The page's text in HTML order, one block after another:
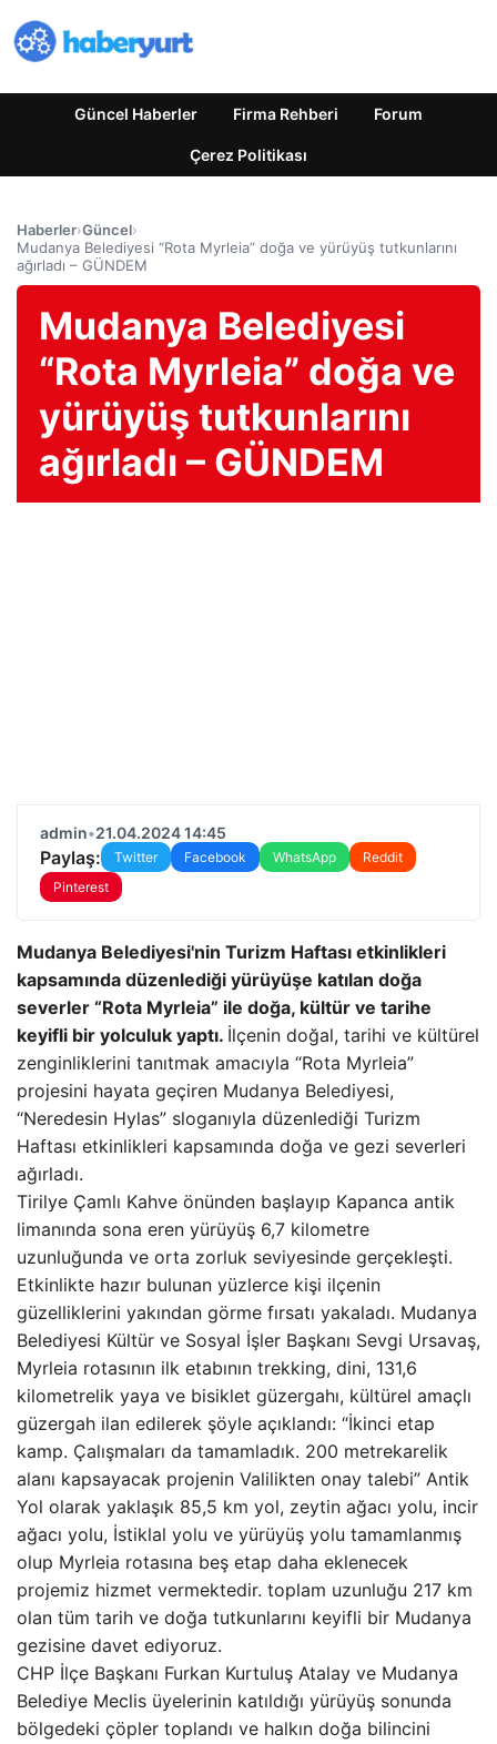
Güncel Haberler Firma Rehberi Forum
Çerez Politikası
Haberler›Güncel›
Mudanya Belediyesi “Rota Myrleia” doğa ve yürüyüş tutkunlarını
ağırladı – GÜNDEM
Mudanya Belediyesi
“Rota Myrleia” doğa ve
yürüyüş tutkunlarını
ağırladı – GÜNDEM
admin•21.04.2024 14:45
Paylaş: Twitter Facebook WhatsApp
Reddit
Pinterest
Mudanya Belediyesi'nin Turizm Haftası etkinlikleri
kapsamında düzenlediği yürüyüşe katılan doğa
severler “Rota Myrleia” ile doğa, kültür ve tarihe
keyifli bir yolculuk yaptı. İlçenin doğal, tarihi ve kültürel
zenginliklerini tanıtmak amacıyla “Rota Myrleia”
projesini hayata geçiren Mudanya Belediyesi,
“Neredesin Hylas” sloganıyla düzenlediği Turizm
Haftası etkinlikleri kapsamında doğa ve gezi severleri
ağırladı.
Tirilye Çamlı Kahve önünden başlayıp Kapanca antik
limanında sona eren yürüyüş 6,7 kilometre
uzunluğunda ve orta zorluk seviyesinde gerçekleşti.
Etkinlikte hazır bulunan yüzlerce kişi ilçenin
güzelliklerini yakından görme fırsatı yakaladı. Mudanya
Belediyesi Kültür ve Sosyal İşler Başkanı Sevgi Ursavaş,
Myrleia rotasının ilk etabının trekking, dini, 131,6
kilometrelik yaya ve bisiklet güzergahı, kültürel amaçlı
güzergah ilan edilerek şöyle açıklandı: “İkinci etap
kamp. Çalışmaları da tamamladık. 200 metrekarelik
alanı kapsayacak projenin Valilikten onay talebi” Antik
Yol olarak yaklaşık 85,5 km yol, zeytin ağacı yolu, incir
ağacı yolu, İstiklal yolu ve yürüyüş yolu tamamlanmış
olup Myrleia rotasına beş etap daha eklenecek
projemiz hizmet vermektedir. toplam uzunluğu 217 km
olan tüm tarih ve doğa tutkunlarını keyifli bir Mudanya
gezisine davet ediyoruz.
CHP İlçe Başkanı Furkan Kurtuluş Atalay ve Mudanya
Belediye Meclis üyelerinin katıldığı yürüyüş sonunda
bölgedeki çöpler toplandı ve halkın doğa bilincini